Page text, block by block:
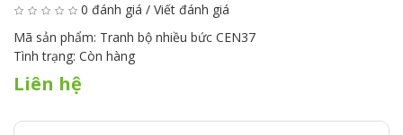
0 đánh giá / Viết đánh giá
Mã sản phẩm: Tranh bộ nhiều bức CEN37
Tình trạng: Còn hàng
Liên hệ